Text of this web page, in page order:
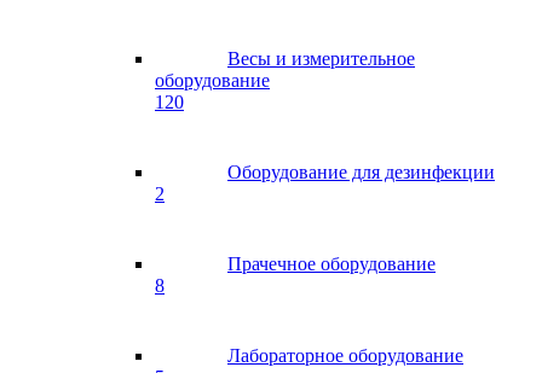
Весы и измерительное
оборудование
120
Оборудование для дезинфекции
2
Прачечное оборудование
8
Лабораторное оборудование